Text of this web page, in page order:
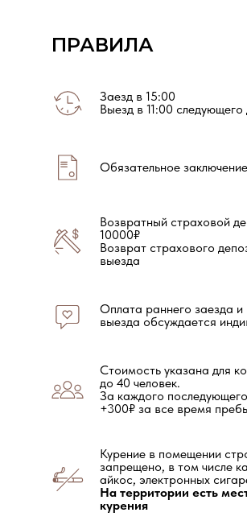
ПРАВИЛА
Оплата раннего заезда и
выезда обсуждается
Возвратный страховой
10000₽
Возврат страхового
выезда
Курение в помещении
запрещено, в том числе
айкос, электронных
На территории есть
курения
Обязательное
Заезд в 15:00
Выезд в 11:00 следующего
Стоимость указана для
до 40 человек.
За каждого
+300₽ за все время